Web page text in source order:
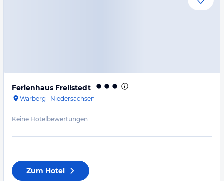
Ferienhaus Frellstedt
Warberg · Niedersachsen
Keine Hotelbewertungen
Zum Hotel